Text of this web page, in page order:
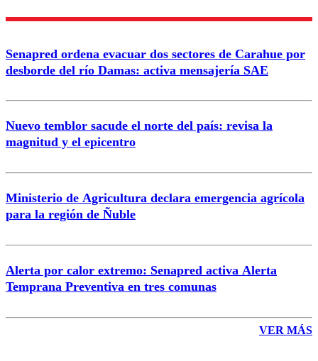
Correo
Senapred ordena evacuar dos sectores de Carahue por
desborde del río Damas: activa mensajería SAE
Nuevo temblor sacude el norte del país: revisa la
magnitud y el epicentro
Ministerio de Agricultura declara emergencia agrícola
para la región de Ñuble
Alerta por calor extremo: Senapred activa Alerta
Temprana Preventiva en tres comunas
VER MÁS